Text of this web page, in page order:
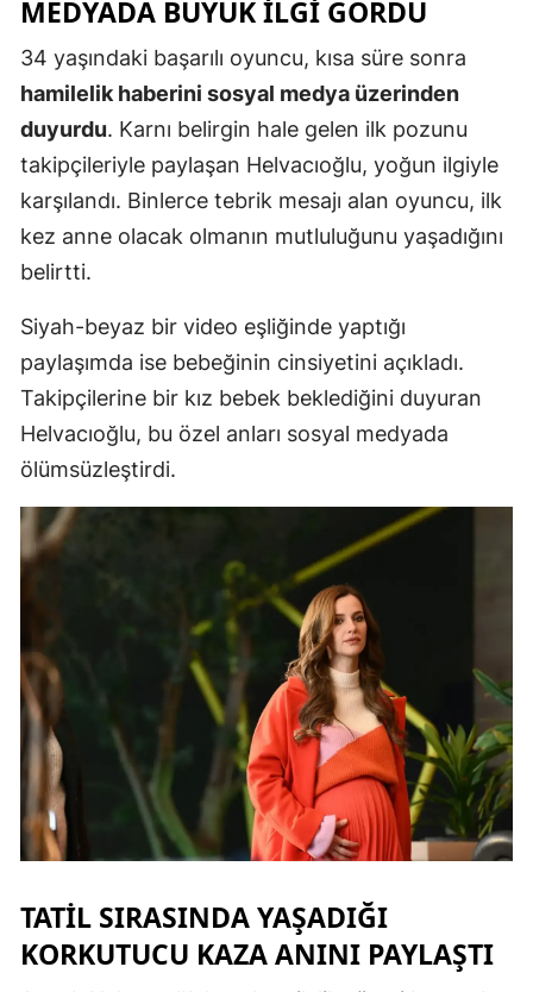
İzmir
Kastamonu
Kayseri
Kocaeli
Konya
Malatya
Muğla
Muş
Nevşehir
Niğde
Rize
MEDYADA BÜYÜK İLGI GÖRDÜ
34 yaşındaki başarılı oyuncu, kısa süre sonra
hamilelik haberini sosyal medya üzerinden
duyurdu. Karnı belirgin hale gelen ilk pozunu
takipçileriyle paylaşan Helvacıoğlu, yoğun ilgiyle
karşılandı. Binlerce tebrik mesajı alan oyuncu, ilk
kez anne olacak olmanın mutluluğunu yaşadığını
belirtti.
Siyah-beyaz bir video eşliğinde yaptığı
paylaşımda ise bebeğinin cinsiyetini açıkladı.
Takipçilerine bir kız bebek beklediğini duyuran
Helvacıoğlu, bu özel anları sosyal medyada
ölümsüzleştirdi.
TATIL SIRASINDA YAŞADIĞI
KORKUTUCU KAZA ANINI PAYLAŞTI